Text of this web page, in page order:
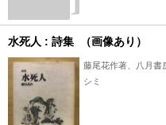
＞
水死人 : 詩集 （画像あり）
藤尾花作著、八月書
シミ